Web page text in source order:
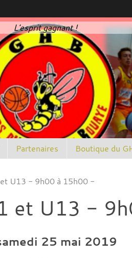
L'esprit gagnant !
Partenaires Boutique du
U13 - 9h00 à 15h00 -
et U13 -
25 mai 2019